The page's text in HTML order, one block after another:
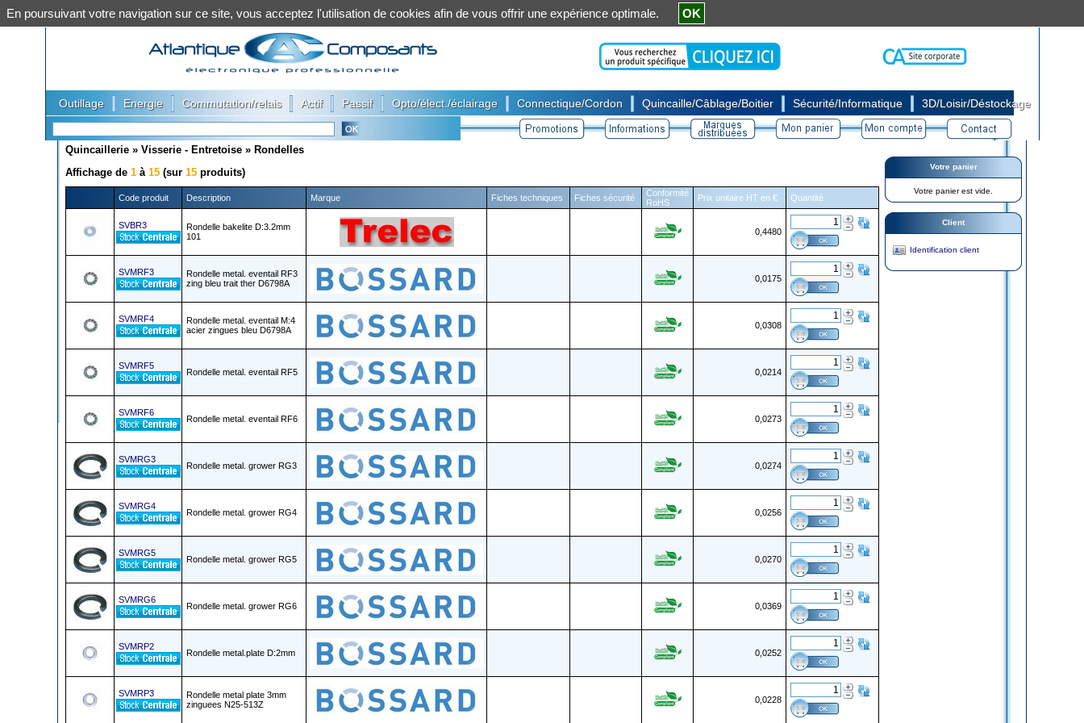
Outillage Energie Commutation/relais Actif Passif Opto/élect./éclairage Connectique/Cordon Quincaille/Câblage/Boitier Sécurité/Informatique 3D/Loisir/Déstockage
Quincaillerie » Visserie - Entretoise » Rondelles
Affichage de 1 à 15 (sur 15 produits)
Code produit Description Marque Fiches techniques Fiches sécurité
Conformité
RoHS
Prix unitaire HT en € Quantité
SVBR3
Rondelle bakelite D:3.2mm
101
0,4480
SVMRF3
Rondelle metal. eventail RF3
zing bleu trait ther D6798A
0,0175
SVMRF4
Rondelle metal. eventail M:4
acier zingues bleu D6798A
0,0308
SVMRF5
Rondelle metal. eventail RF5 0,0214
SVMRF6
Rondelle metal. eventail RF6 0,0273
SVMRG3
Rondelle metal. grower RG3 0,0274
SVMRG4
Rondelle metal. grower RG4 0,0256
SVMRG5
Rondelle metal. grower RG5 0,0270
SVMRG6
Rondelle metal. grower RG6 0,0369
SVMRP2
Rondelle metal.plate D:2mm 0,0252
SVMRP3
Rondelle metal plate 3mm
zinguees N25-513Z
0,0228
Votre panier
Votre panier est vide.
Client
Identification client
En poursuivant votre navigation sur ce site, vous acceptez l'utilisation de cookies afin de vous offrir une expérience optimale. OK